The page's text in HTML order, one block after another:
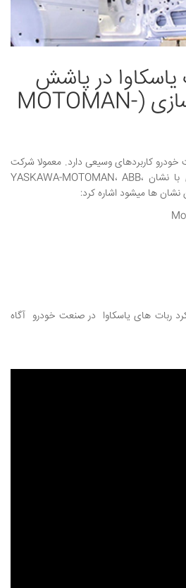
یاسکاوا در پاشش
رباتیک خودروسازی (MOTOMAN-
کاربردهای وسیعی دارد. معمولا شرکت
های خودروسازی از ربات های با نشان YASKAWA-MOTOMAN، ABB،
ربات های یاسکاوا در صنعت خودرو آگاه